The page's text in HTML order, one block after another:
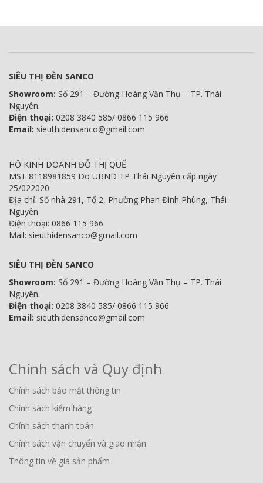
SIÊU THỊ ĐÈN SANCO
Showroom: Số 291 – Đường Hoàng Văn Thụ – TP. Thái
Nguyên.
Điện thoại: 0208 3840 585/ 0866 115 966
Email: sieuthidensanco@gmail.com
HỘ KINH DOANH ĐỖ THỊ QUẾ
MST 8118981859 Do UBND TP Thái Nguyên cấp ngày
25/022020
Địa chỉ: Số nhà 291, Tổ 2, Phường Phan Đình Phùng, Thái
Nguyên
Điện thoại: 0866 115 966
Mail: sieuthidensanco@gmail.com
SIÊU THỊ ĐÈN SANCO
Showroom: Số 291 – Đường Hoàng Văn Thụ – TP. Thái
Nguyên.
Điện thoại: 0208 3840 585/ 0866 115 966
Email: sieuthidensanco@gmail.com
Chính sách và Quy định
Chính sách bảo mật thông tin
Chính sách kiểm hàng
Chính sách thanh toán
Chính sách vận chuyển và giao nhận
Thông tin về giá sản phẩm